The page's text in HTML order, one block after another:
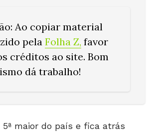
Ao copiar material
pelaFolha Z, favor
créditos ao site. Bom
dá trabalho!
5ª maior do país e fica atrás